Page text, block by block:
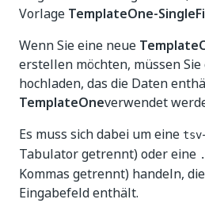
Vorlage TemplateOne-
Wenn Sie eine neue
erstellen möchten, müssen
hochladen, das die Daten
TemplateOneverwendet
Es muss sich dabei um eine tsv
Tabulator getrennt) oder eine
Kommas getrennt) handeln,
Eingabefeld enthält.